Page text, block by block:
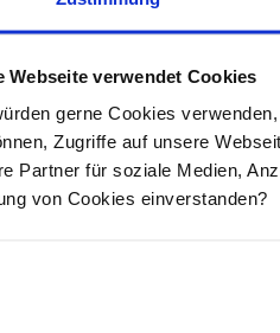
Webseite verwendet Cookies
gerne Cookies
Zugriffe auf unsere
Partner für soziale Medien,
von Cookies einverstanden?